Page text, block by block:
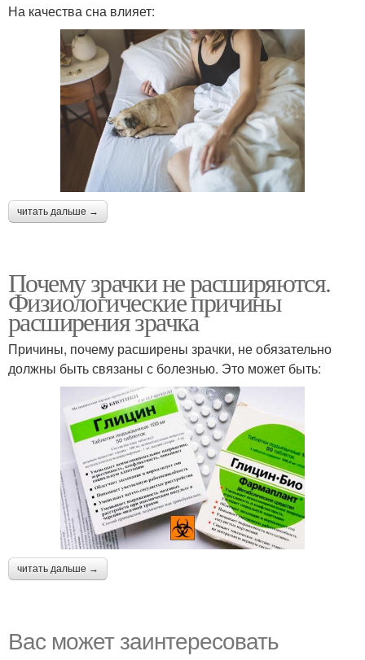
На качества сна влияет:
читать дальше →
Почему зрачки не расширяются.
Физиологические причины
расширения зрачка
Причины, почему расширены зрачки, не обязательно
должны быть связаны с болезнью. Это может быть:
читать дальше →
Вас может заинтересовать